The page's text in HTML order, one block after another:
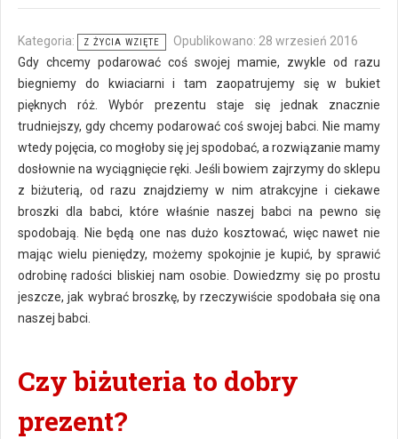
Kategoria: Z ŻYCIA WZIĘTE
Opublikowano: 28 wrzesień 2016
Gdy chcemy podarować coś swojej mamie, zwykle od razu
biegniemy do kwiaciarni i tam zaopatrujemy się w bukiet
pięknych róż. Wybór prezentu staje się jednak znacznie
trudniejszy, gdy chcemy podarować coś swojej babci. Nie mamy
wtedy pojęcia, co mogłoby się jej spodobać, a rozwiązanie mamy
dosłownie na wyciągnięcie ręki. Jeśli bowiem zajrzymy do sklepu
z biżuterią, od razu znajdziemy w nim atrakcyjne i ciekawe
broszki dla babci, które właśnie naszej babci na pewno się
spodobają. Nie będą one nas dużo kosztować, więc nawet nie
mając wielu pieniędzy, możemy spokojnie je kupić, by sprawić
odrobinę radości bliskiej nam osobie. Dowiedzmy się po prostu
jeszcze, jak wybrać broszkę, by rzeczywiście spodobała się ona
naszej babci.
Czy biżuteria to dobry
prezent?